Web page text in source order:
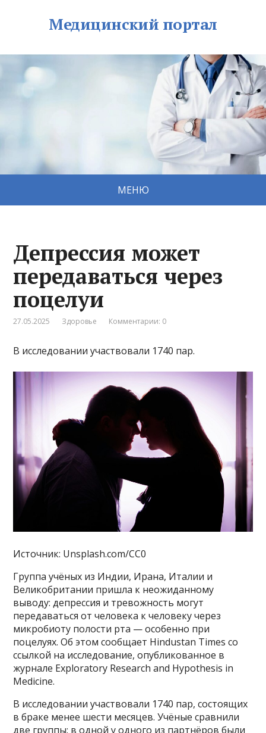
Медицинский портал
МЕНЮ
Депрессия может
передаваться через
поцелуи
27.05.2025 Здоровье Комментарии: 0
В исследовании участвовали 1740 пар.
Источник: Unsplash.com/CC0
Группа учёных из Индии, Ирана, Италии и
Великобритании пришла к неожиданному
выводу: депрессия и тревожность могут
передаваться от человека к человеку через
микробиоту полости рта — особенно при
поцелуях. Об этом сообщает Hindustan Times со
ссылкой на исследование, опубликованное в
журнале Exploratory Research and Hypothesis in
Medicine.
В исследовании участвовали 1740 пар, состоящих
в браке менее шести месяцев. Учёные сравнили
две группы: в одной у одного из партнёров были